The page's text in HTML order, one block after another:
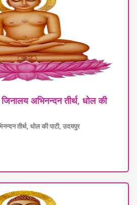
अभिनन्दन तीर्थ, धोल की
तीर्थ, धोल की पाटी, उदयपुर